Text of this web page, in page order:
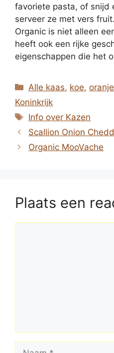
favoriete pasta, of snijd
serveer ze met vers
Organic is niet alleen
heeft ook een rijke
eigenschappen die het
Categorieën
Alle kaas, koe,oranje
Koninkrijk
Tags
Info over Kazen
Scallion Onion
Organic MooVache
Plaats een
Naam